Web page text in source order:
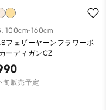
100cm-160cm
フェザーヤーンフラワーボ
ーディガンCZ
旬販売予定